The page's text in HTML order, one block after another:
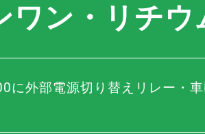
ワン・リチ
に外部電源切り替えリレー・